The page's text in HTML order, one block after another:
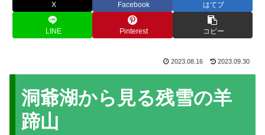
X Facebook はてブ
LINE Pinterest コピー
2023.08.16 2023.09.30
洞爺湖から見る残雪の羊
蹄山